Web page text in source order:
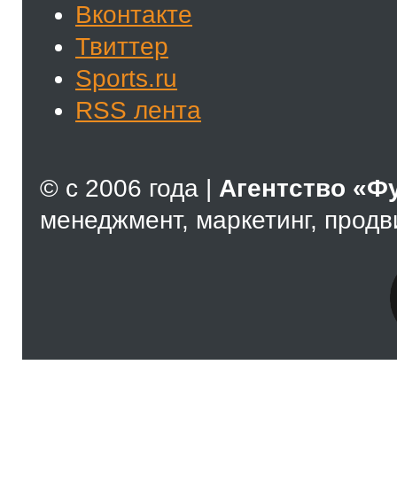
Вконтакте
Твиттер
Sports.ru
RSS лента
© с 2006 года | Агентство
менеджмент, маркетинг,